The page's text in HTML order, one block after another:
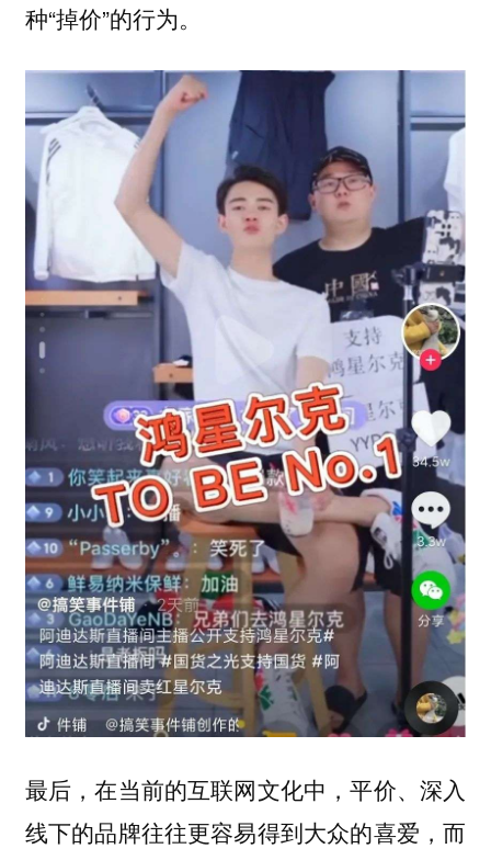
种“掉价”的行为。
最后，在当前的互联网文化中，平价、深入
线下的品牌往往更容易得到大众的喜爱，而